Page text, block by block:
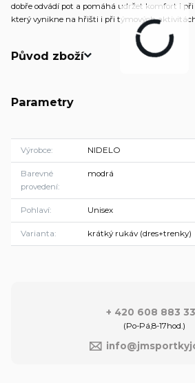
dobře odvádí pot a pomáhá udržet komfort i
který vynikne na hřišti i při týmových
Původ zboží
Parametry
Výrobce NIDELO
Barevné
provedení
modrá
Pohlaví Unisex
Varianta krátký rukáv (dres+trenky)
+ 420 608 883
(Po-Pá,8-17hod.)